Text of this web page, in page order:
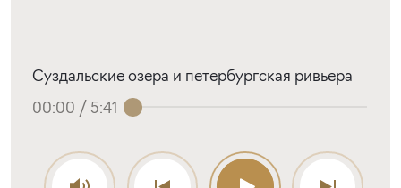
Суздальские озера и петербургская ривьера
00:00 /5:41